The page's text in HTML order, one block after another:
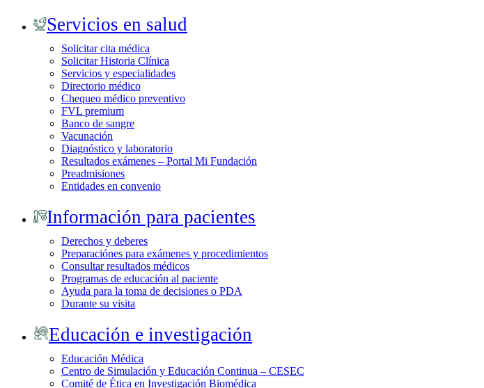
Servicios en salud
Solicitar cita médica
Solicitar Historia Clínica
Servicios y especialidades
Directorio médico
Chequeo médico preventivo
FVL premium
Banco de sangre
Vacunación
Diagnóstico y laboratorio
Resultados exámenes – Portal Mi Fundación
Preadmisiones
Entidades en convenio
Información para pacientes
Derechos y deberes
Preparaciónes para exámenes y procedimientos
Consultar resultados médicos
Programas de educación al paciente
Ayuda para la toma de decisiones o PDA
Durante su visita
Educación e investigación
Educación Médica
Centro de Simulación y Educación Continua – CESEC
Comité de Ética en Investigación Biomédica